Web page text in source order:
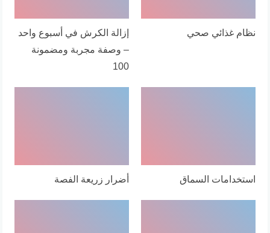
نظام غذائي صحي
إزالة الكرش في أسبوع واحد
– وصفة مجربة ومضمونة
100
استخدامات السماق أضرار زريعة الفصة